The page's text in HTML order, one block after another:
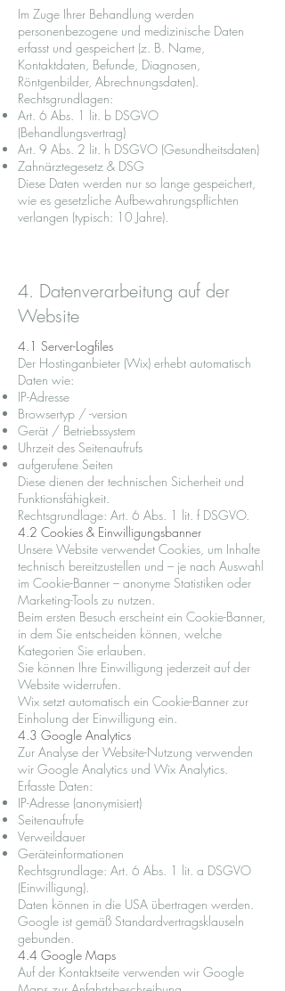
Im Zuge Ihrer Behandlung werden
personenbezogene und medizinische Daten
erfasst und gespeichert (z. B. Name,
Kontaktdaten, Befunde, Diagnosen,
Röntgenbilder, Abrechnungsdaten).
Rechtsgrundlagen:
Art. 6 Abs. 1 lit. b DSGVO
(Behandlungsvertrag)
Art. 9 Abs. 2 lit. h DSGVO (Gesundheitsdaten)
Zahnärztegesetz & DSG
Diese Daten werden nur so lange gespeichert,
wie es gesetzliche Aufbewahrungspflichten
verlangen (typisch: 10 Jahre).
4. Datenverarbeitung auf der
Website
4.1 Server-Logfiles
Der Hostinganbieter (Wix) erhebt automatisch
Daten wie:
IP-Adresse
Browsertyp / -version
Gerät / Betriebssystem
Uhrzeit des Seitenaufrufs
aufgerufene Seiten
Diese dienen der technischen Sicherheit und
Funktionsfähigkeit.
Rechtsgrundlage: Art. 6 Abs. 1 lit. f DSGVO.
4.2 Cookies & Einwilligungsbanner
Unsere Website verwendet Cookies, um Inhalte
technisch bereitzustellen und – je nach Auswahl
im Cookie-Banner – anonyme Statistiken oder
Marketing-Tools zu nutzen.
Beim ersten Besuch erscheint ein Cookie-Banner,
in dem Sie entscheiden können, welche
Kategorien Sie erlauben.
Sie können Ihre Einwilligung jederzeit auf der
Website widerrufen.
Wix setzt automatisch ein Cookie-Banner zur
Einholung der Einwilligung ein.
4.3 Google Analytics
Zur Analyse der Website-Nutzung verwenden
wir Google Analytics und Wix Analytics.
Erfasste Daten:
IP-Adresse (anonymisiert)
Seitenaufrufe
Verweildauer
Geräteinformationen
Rechtsgrundlage: Art. 6 Abs. 1 lit. a DSGVO
(Einwilligung).
Daten können in die USA übertragen werden.
Google ist gemäß Standardvertragsklauseln
gebunden.
4.4 Google Maps
Auf der Kontaktseite verwenden wir Google